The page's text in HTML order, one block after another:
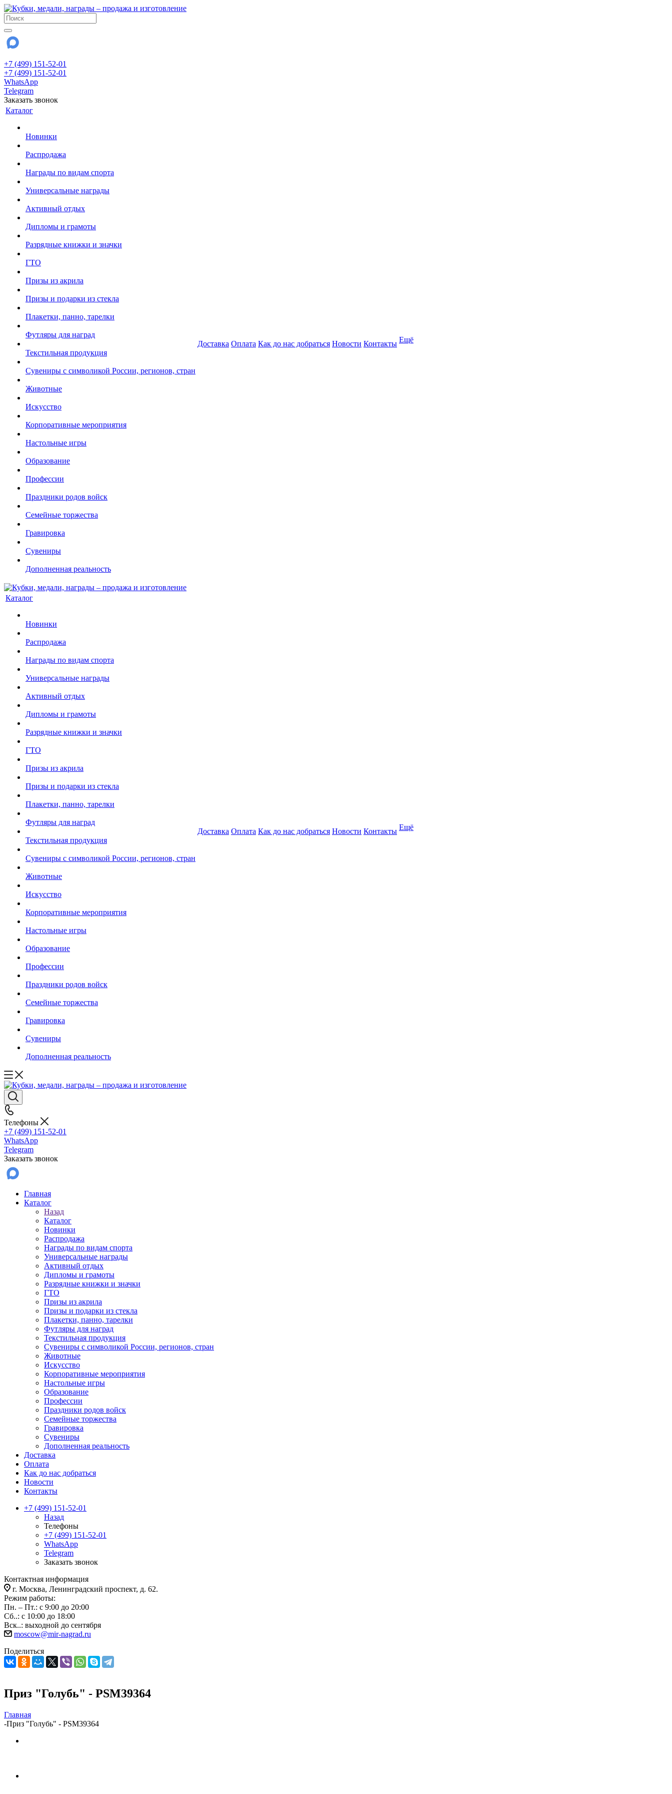
+7 (499) 151-52-01
+7 (499) 151-52-01
WhatsApp
Telegram
Заказать звонок
Каталог
Новинки
Распродажа
Награды по видам спорта
Универсальные награды
Активный отдых
Дипломы и грамоты
Разрядные книжки и значки
ГТО
Призы из акрила
Призы и подарки из стекла
Плакетки, панно, тарелки
Футляры для наград
Текстильная продукция
Сувениры с символикой России, регионов, стран
Животные
Искусство
Корпоративные мероприятия
Настольные игры
Образование
Профессии
Праздники родов войск
Семейные торжества
Гравировка
Сувениры
Дополненная реальность
Доставка Оплата Как до нас добраться Новости Контакты Ещё
Каталог
Новинки
Распродажа
Награды по видам спорта
Универсальные награды
Активный отдых
Дипломы и грамоты
Разрядные книжки и значки
ГТО
Призы из акрила
Призы и подарки из стекла
Плакетки, панно, тарелки
Футляры для наград
Текстильная продукция
Сувениры с символикой России, регионов, стран
Животные
Искусство
Корпоративные мероприятия
Настольные игры
Образование
Профессии
Праздники родов войск
Семейные торжества
Гравировка
Сувениры
Дополненная реальность
Доставка Оплата Как до нас добраться Новости Контакты Ещё
Телефоны
+7 (499) 151-52-01
WhatsApp
Telegram
Заказать звонок
Главная
Каталог
Назад
Каталог
Новинки
Распродажа
Награды по видам спорта
Универсальные награды
Активный отдых
Дипломы и грамоты
Разрядные книжки и значки
ГТО
Призы из акрила
Призы и подарки из стекла
Плакетки, панно, тарелки
Футляры для наград
Текстильная продукция
Сувениры с символикой России, регионов, стран
Животные
Искусство
Корпоративные мероприятия
Настольные игры
Образование
Профессии
Праздники родов войск
Семейные торжества
Гравировка
Сувениры
Дополненная реальность
Доставка
Оплата
Как до нас добраться
Новости
Контакты
+7 (499) 151-52-01
Назад
Телефоны
+7 (499) 151-52-01
WhatsApp
Telegram
Заказать звонок
Контактная информация
г. Москва, Ленинградский проспект, д. 62.
Режим работы:
Пн. – Пт.: с 9:00 до 20:00
Сб..: с 10:00 до 18:00
Вск..: выходной до сентября
moscow@mir-nagrad.ru
Поделиться
Приз "Голубь" - PSM39364
Главная
-Приз "Голубь" - PSM39364